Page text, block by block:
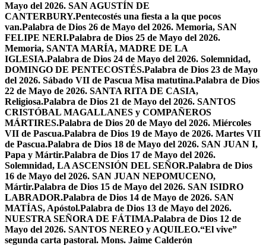
Mayo del 2026. SAN AGUSTÍN DE
CANTERBURY.Pentecostés una fiesta a la que pocos
van.Palabra de Dios 26 de Mayo del 2026. Memoria, SAN
FELIPE NERI.Palabra de Dios 25 de Mayo del 2026.
Memoria, SANTA MARÍA, MADRE DE LA
IGLESIA.Palabra de Dios 24 de Mayo del 2026. Solemnidad,
DOMINGO DE PENTECOSTÉS.Palabra de Dios 23 de Mayo
del 2026. Sábado VII de Pascua Misa matutina.Palabra de Dios
22 de Mayo de 2026. SANTA RITA DE CASIA,
Religiosa.Palabra de Dios 21 de Mayo del 2026. SANTOS
CRISTÓBAL MAGALLANES y COMPAÑEROS
MÁRTIRES.Palabra de Dios 20 de Mayo del 2026. Miércoles
VII de Pascua.Palabra de Dios 19 de Mayo de 2026. Martes VII
de Pascua.Palabra de Dios 18 de Mayo del 2026. SAN JUAN I,
Papa y Mártir.Palabra de Dios 17 de Mayo del 2026.
Solemnidad, LA ASCENSIÓN DEL SEÑOR.Palabra de Dios
16 de Mayo del 2026. SAN JUAN NEPOMUCENO,
Mártir.Palabra de Dios 15 de Mayo del 2026. SAN ISIDRO
LABRADOR.Palabra de Dios 14 de Mayo de 2026. SAN
MATÍAS, Apóstol.Palabra de Dios 13 de Mayo del 2026.
NUESTRA SEÑORA DE FÁTIMA.Palabra de Dios 12 de
Mayo del 2026. SANTOS NEREO y AQUILEO.“El vive”
segunda carta pastoral. Mons. Jaime Calderón